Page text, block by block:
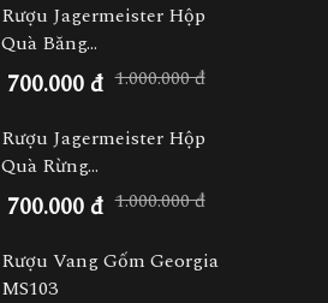
Rượu Jagermeister Hộp
Quà Băng...
700.000 đ 1.000.000 đ
Rượu Jagermeister Hộp
Quà Rừng...
700.000 đ 1.000.000 đ
Rượu Vang Gốm Georgia
MS103